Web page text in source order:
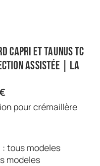
et Taunus TC
assistée | La
: tous modeles
modeles